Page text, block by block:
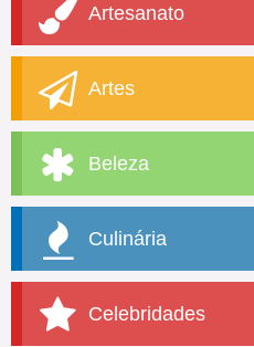
Artesanato
Artes
Beleza
Culinária
Celebridades